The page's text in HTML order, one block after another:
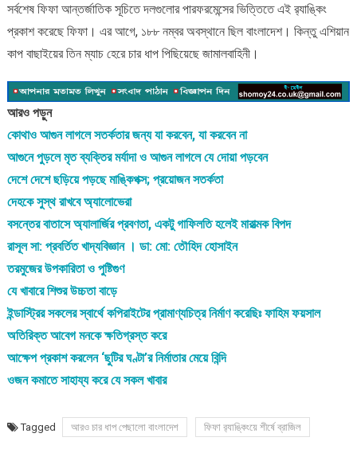
সর্বশেষ ফিফা আন্তর্জাতিক সূচিতে দলগুলোর পারফরমেন্সের ভিত্তিতে এই র‍্যাঙ্কিং
প্রকাশ করেছে ফিফা। এর আগে, ১৮৮ নম্বর অবস্থানে ছিল বাংলাদেশ। কিন্তু এশিয়ান
কাপ বাছাইয়ের তিন ম্যাচ হেরে চার ধাপ পিছিয়েছে জামালবাহিনী।
আরও পড়ুন
কোথাও আগুন লাগলে সতর্কতার জন্য যা করবেন, যা করবেন না
আগুনে পুড়লে মৃত ব্যক্তির মর্যাদা ও আগুন লাগলে যে দোয়া পড়বেন
দেশে দেশে ছড়িয়ে পড়ছে মাঙ্কিপক্স; প্রয়োজন সতর্কতা
দেহকে সুস্থ রাখবে অ্যালোভেরা
বসন্তের বাতাসে অ্যালার্জির প্রবণতা, একটু গাফিলতি হলেই মারাত্মক বিপদ
রাসূল সা: প্রবর্তিত খাদ্যবিজ্ঞান । ডা: মো: তৌহিদ হোসাইন
তরমুজের উপকারিতা ও পুষ্টিগুণ
যে খাবারে শিশুর উচ্চতা বাড়ে
ইন্ডাস্ট্রির সকলের স্বার্থে কপিরাইটের প্রামাণ্যচিত্র নির্মাণ করেছিঃ ফাহিম ফয়সাল
অতিরিক্ত আবেগ মনকে ক্ষতিগ্রস্ত করে
আক্ষেপ প্রকাশ করলেন ‘ছুটির ঘণ্টা’র নির্মাতার মেয়ে বিন্দি
ওজন কমাতে সাহায্য করে যে সকল খাবার
Tagged আরও চার ধাপ পেছালো বাংলাদেশ ফিফা র‍্যাঙ্কিংয়ে শীর্ষে ব্রাজিল